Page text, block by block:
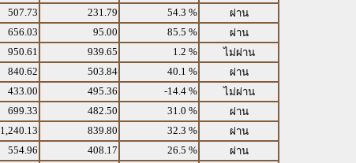
507.73 231.79 54.3 %
ผ่าน
656.03 95.00 85.5 %
ผ่าน
950.61 939.65 1.2 %
ไม่ผ่าน
840.62 503.84 40.1 %
ผ่าน
433.00 495.36 -14.4 %
ไม่ผ่าน
699.33 482.50 31.0 %
ผ่าน
1,240.13 839.80 32.3 %
ผ่าน
554.96 408.17 26.5 %
ผ่าน